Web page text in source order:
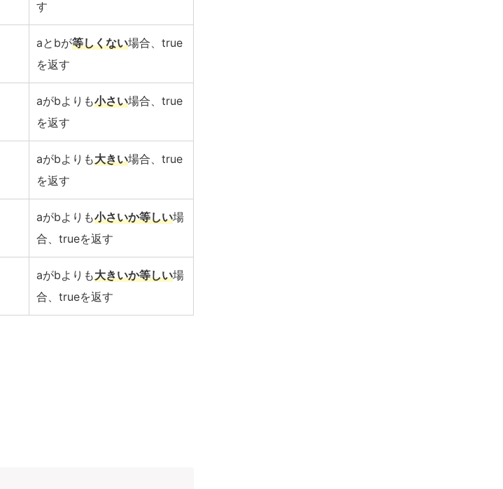
す
aとbが等しくない場合、true
を返す
aがbよりも小さい場合、true
を返す
aがbよりも大きい場合、true
を返す
aがbよりも小さいか等しい場
合、trueを返す
aがbよりも大きいか等しい場
合、trueを返す